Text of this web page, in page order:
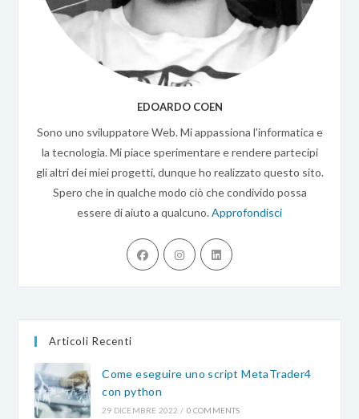
EDOARDO COEN
Sono uno sviluppatore Web. Mi appassiona l'informatica e
la tecnologia. Mi piace sperimentare e rendere partecipi
gli altri dei miei progetti, dunque ho realizzato questo sito.
Spero che in qualche modo ciò che condivido possa
essere di aiuto a qualcuno.Approfondisci
Opens
in
Opens
in
Opens
Articoli Recenti
Come eseguire uno script MetaTrader4
con python
29 DICEMBRE 2022 / 0 COMMENTS